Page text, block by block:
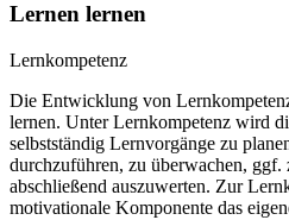
Lernen lernen
Lernkompetenz
Die Entwicklung von
lernen. Unter Lernkompetenz wird
selbstständig Lernvorgänge zu
durchzuführen, zu überwachen, ggf.
abschließend auszuwerten. Zur
motivationale Komponente das